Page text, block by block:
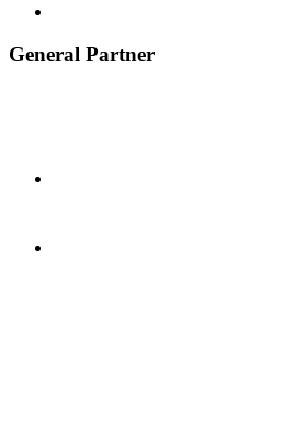
General Partner